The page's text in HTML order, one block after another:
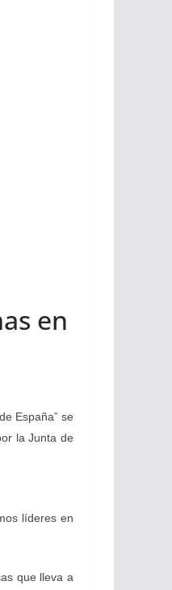
en
España” se
la Junta de
líderes en
que lleva a